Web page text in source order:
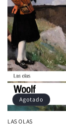
Agotado
LAS OLAS